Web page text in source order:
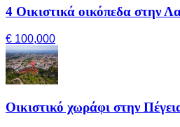
4 Οικιστικά οικόπεδα στην
€ 100,000
Οικιστικό χωράφι στην